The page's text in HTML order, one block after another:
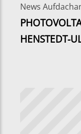
News
HENSTEDT-